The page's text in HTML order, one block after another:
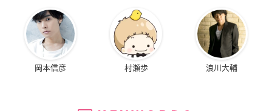
岡本信彦 村瀬歩 浪川大輔